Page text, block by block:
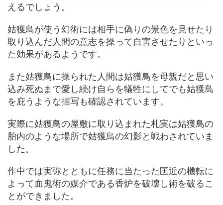
えるでしょう。
姑獲鳥が使う幻術には相手に偽りの景色を見せたり
取り込んだ人間の意志を操って自害させたりといっ
た効果があるようです。
また姑獲鳥に操られた人間は姑獲鳥を母親だと思い
込み死ぬまで愛し続け自らを犠牲にしてでも姑獲鳥
を庇うような描写も確認されています。
実際に姑獲鳥の屋敷に取り込まれた札実は姑獲鳥の
胎内のような場所で姑獲鳥の幻影と戦わされていま
した。
作中では実弥とともに任務に当たった匡近の機転に
よって血鬼術の媒介である香炉を破壊し術を破るこ
とができました。